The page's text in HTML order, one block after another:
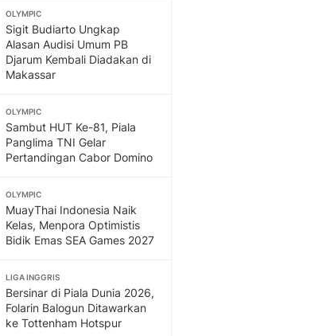
OLYMPIC
Sigit Budiarto Ungkap
Alasan Audisi Umum PB
Djarum Kembali Diadakan di
Makassar
OLYMPIC
Sambut HUT Ke-81, Piala
Panglima TNI Gelar
Pertandingan Cabor Domino
OLYMPIC
MuayThai Indonesia Naik
Kelas, Menpora Optimistis
Bidik Emas SEA Games 2027
LIGA INGGRIS
Bersinar di Piala Dunia 2026,
Folarin Balogun Ditawarkan
ke Tottenham Hotspur